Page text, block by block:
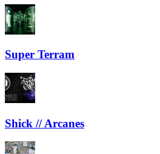
Super Terram
Shick // Arcanes